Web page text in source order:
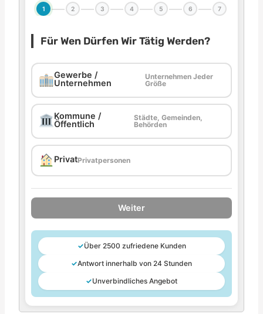
1 2 3 4 5 6 7
Für Wen Dürfen Wir Tätig Werden?
Gewerbe /
Unternehmen
Unternehmen Jeder
Größe
Kommune /
Öffentlich
Städte, Gemeinden,
Behörden
PrivatPrivatpersonen
Weiter
✓Über 2500 zufriedene Kunden
✓Antwort innerhalb von 24 Stunden
✓Unverbindliches Angebot